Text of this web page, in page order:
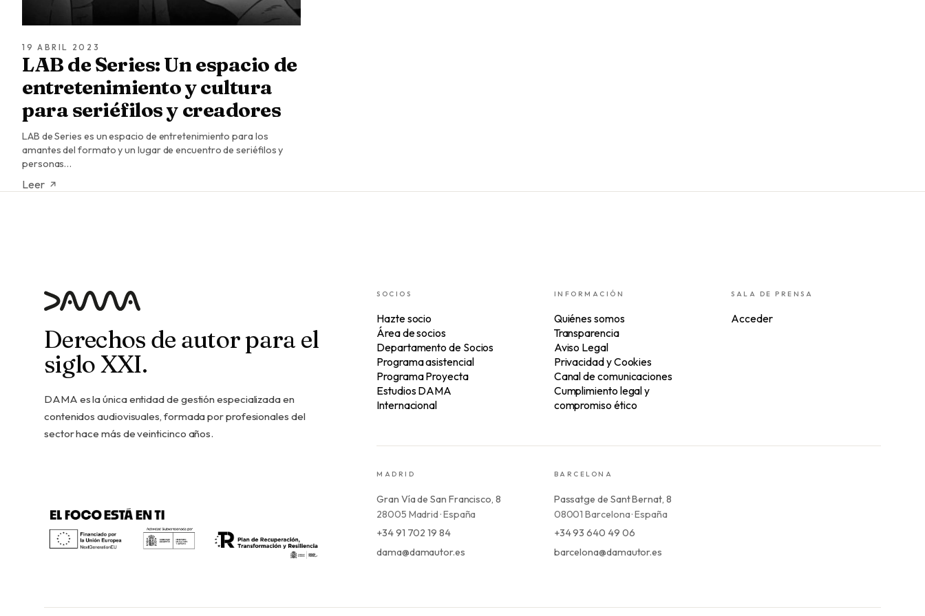
19 ABRIL 2023
LAB de Series: Un espacio de
entretenimiento y cultura
para seriéfilos y creadores
LAB de Series es un espacio de entretenimiento para los
amantes del formato y un lugar de encuentro de seriéfilos y
personas…
Leer
Derechos de autor para el
siglo XXI.
DAMA es la única entidad de gestión especializada en
contenidos audiovisuales, formada por profesionales del
sector hace más de veinticinco años.
SOCIOS
Hazte socio
Área de socios
Departamento de Socios
Programa asistencial
Programa Proyecta
Estudios DAMA
Internacional
INFORMACIÓN
Quiénes somos
Transparencia
Aviso Legal
Privacidad y Cookies
Canal de comunicaciones
Cumplimiento legal y
compromiso ético
SALA DE PRENSA
Acceder
MADRID
Gran Vía de San Francisco, 8
28005 Madrid · España
+34 91 702 19 84
dama@damautor.es
BARCELONA
Passatge de Sant Bernat, 8
08001 Barcelona · España
+34 93 640 49 06
barcelona@damautor.es